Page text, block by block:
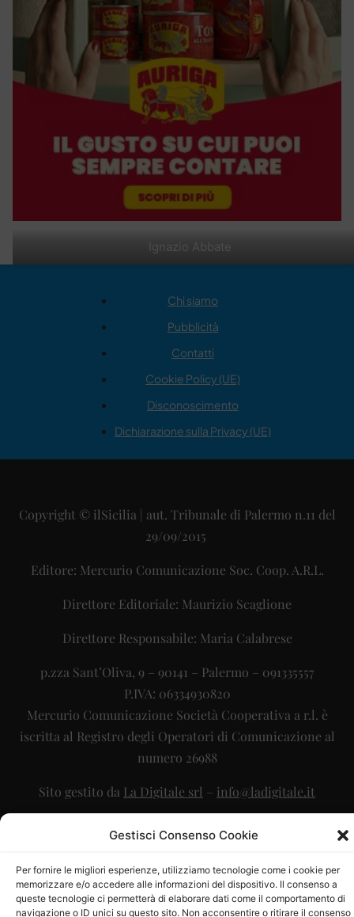
Gestisci Consenso Cookie
Per fornire le migliori esperienze, utilizziamo tecnologie come i cookie per
memorizzare e/o accedere alle informazioni del dispositivo. Il consenso a
queste tecnologie ci permetterà di elaborare dati come il comportamento di
navigazione o ID unici su questo sito. Non acconsentire o ritirare il consenso
Ignazio Abbate
Chi siamo
Pubblicità
Contatti
Cookie Policy (UE)
Disconoscimento
Dichiarazione sulla Privacy (UE)
Copyright © ilSicilia | aut. Tribunale di Palermo n.11 del
29/09/2015
Editore: Mercurio Comunicazione Soc. Coop. A.R.L.
Direttore Editoriale: Maurizio Scaglione
Direttore Responsabile: Maria Calabrese
p.zza Sant’Oliva, 9 – 90141 – Palermo – 091335557
P.IVA: 06334930820
Mercurio Comunicazione Società Cooperativa a r.l. è
iscritta al Registro degli Operatori di Comunicazione al
numero 26988
Sito gestito da La Digitale srl – info@ladigitale.it